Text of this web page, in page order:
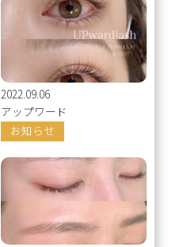
2022.09.06
アップワード
お知らせ